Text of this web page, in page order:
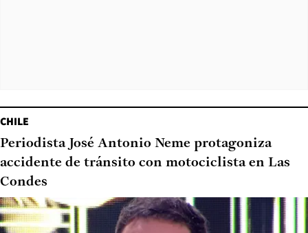
CHILE
Periodista José Antonio Neme protagoniza
accidente de tránsito con motociclista en Las
Condes